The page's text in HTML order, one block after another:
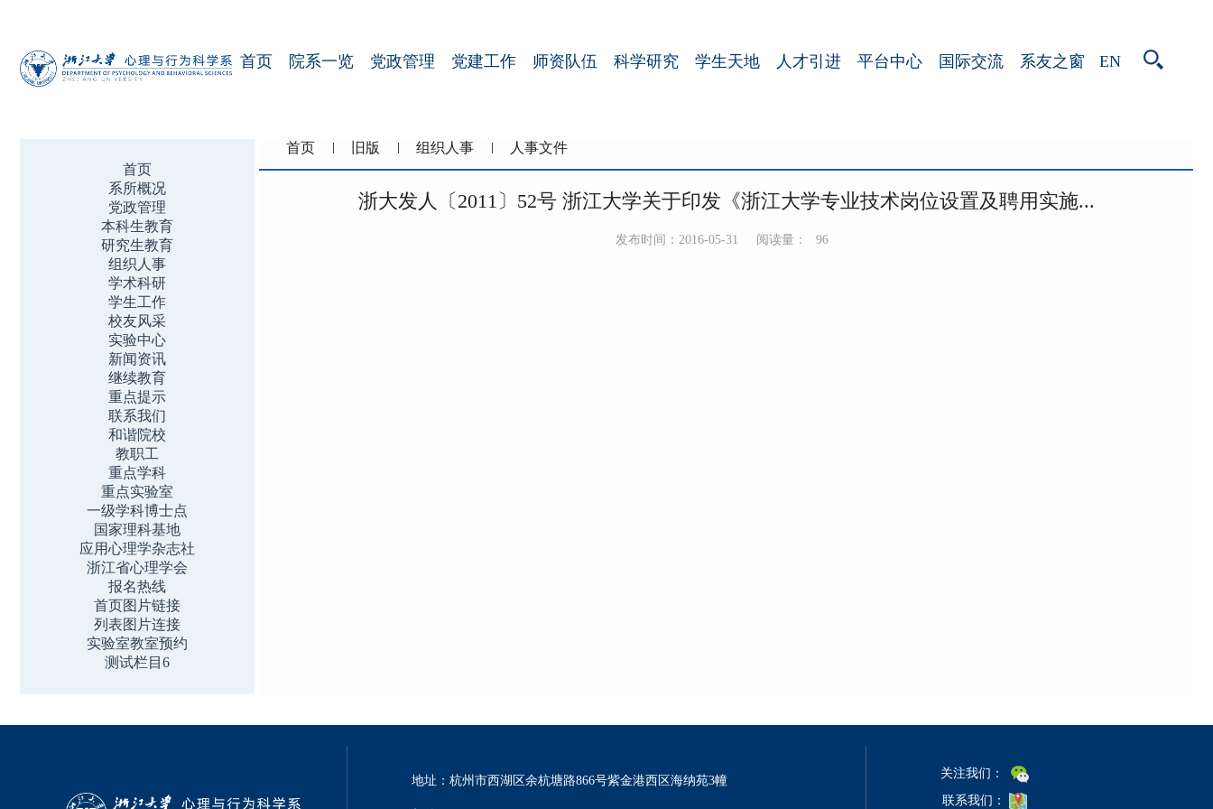
首页 院系一览 党政管理 党建工作 师资队伍 科学研究 学生天地 人才引进 平台中心 国际交流 系友之窗 EN
首页
系所概况
党政管理
本科生教育
研究生教育
组织人事
学术科研
学生工作
校友风采
实验中心
新闻资讯
继续教育
重点提示
联系我们
和谐院校
教职工
重点学科
重点实验室
一级学科博士点
国家理科基地
应用心理学杂志社
浙江省心理学会
报名热线
首页图片链接
列表图片连接
实验室教室预约
测试栏目6
首页 旧版 组织人事 人事文件
浙大发人〔2011〕52号 浙江大学关于印发《浙江大学专业技术岗位设置及聘用实施...
发布时间：2016-05-31 阅读量： 96
地址：杭州市西湖区余杭塘路866号紫金港西区海纳苑3幢
关注我们：
联系我们：